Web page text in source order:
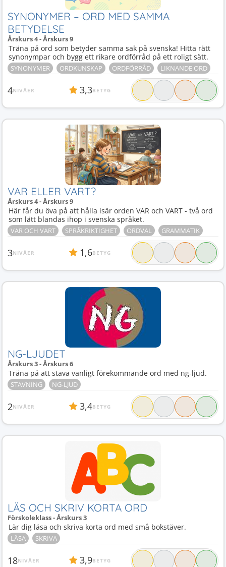
SYNONYMER – ORD MED SAMMA
BETYDELSE
Årskurs 4 - Årskurs 9
Träna på ord som betyder samma sak på svenska! Hitta rätt
synonympar och bygg ett rikare ordförråd på ett roligt sätt.
SYNONYMER ORDKUNSKAP ORDFÖRRÅD LIKNANDE ORD
4NIVÅER 3,3BETYG
VAR ELLER VART?
Årskurs 4 - Årskurs 9
Här får du öva på att hålla isär orden VAR och VART - två ord
som lätt blandas ihop i svenska språket.
VAR OCH VART SPRÅKRIKTIGHET ORDVAL GRAMMATIK
3NIVÅER 1,6BETYG
NG-LJUDET
Årskurs 3 - Årskurs 6
Träna på att stava vanligt förekommande ord med ng-ljud.
STAVNING NG-LJUD
2NIVÅER 3,4BETYG
LÄS OCH SKRIV KORTA ORD
Förskoleklass - Årskurs 3
Lär dig läsa och skriva korta ord med små bokstäver.
LÄSA SKRIVA
18NIVÅER 3,9BETYG